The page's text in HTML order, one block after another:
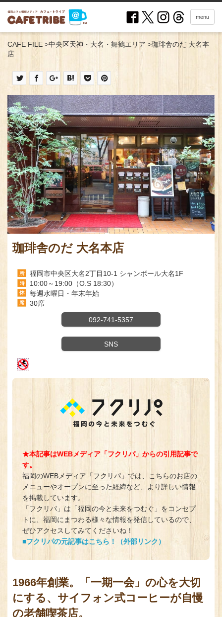
menu
CAFE FILE >中央区天神・大名・舞鶴エリア >珈琲舎のだ 大名本
店
珈琲舎のだ 大名本店
福岡市中央区大名2丁目10-1 シャンボール大名1F
10:00～19:00（O.S 18:30）
毎週水曜日・年末年始
30席
092-741-5357
SNS
★本記事はWEBメディア「フクリパ」からの引用記事で
す。
福岡のWEBメディア「フクリパ」では、こちらのお店の
メニューやオープンに至った経緯など、より詳しい情報
を掲載しています。
「フクリパ」は「福岡の今と未来をつむぐ」をコンセプ
トに、福岡にまつわる様々な情報を発信しているので、
ぜひアクセスしてみてくださいね！
■フクリパの元記事はこちら！（外部リンク）
1966年創業。「一期一会」の心を大切
にする、サイフォン式コーヒーが自慢
の老舗喫茶店。